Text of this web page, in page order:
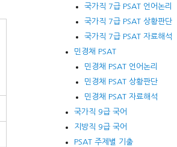
국가직 7급 PSAT 언어논리
국가직 7급 PSAT 상황판단
국가직 7급 PSAT 자료해석
민경채 PSAT
민경채 PSAT 언어논리
민경채 PSAT 상황판단
민경채 PSAT 자료해석
국가직 9급 국어
지방직 9급 국어
PSAT 주제별 기출